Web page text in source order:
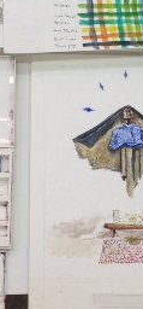
bate-papo
pelo